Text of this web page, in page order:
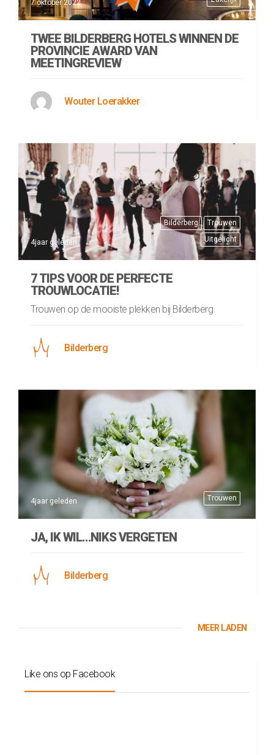
7 oktober 2022
TWEE BILDERBERG HOTELS WINNEN DE
PROVINCIE AWARD VAN
MEETINGREVIEW
Wouter Loerakker
Bilderberg
Trouwen
Uitgelicht
4jaar geleden
7 TIPS VOOR DE PERFECTE
TROUWLOCATIE!
Trouwen op de mooiste plekken bij Bilderberg
Bilderberg
Trouwen
4jaar geleden
JA, IK WIL…NIKS VERGETEN
Bilderberg
MEER LADEN
Like ons op Facebook